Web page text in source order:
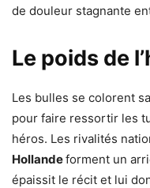
de douleur stagnante
Le poids de
Les bulles se colorent
pour faire ressortir les
héros. Les rivalités
Hollandeforment un
épaissit le récit et lui